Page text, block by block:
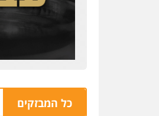
כל המבזקים05.08 | 10:05